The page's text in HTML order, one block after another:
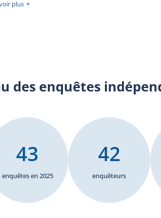
de plus
des enquêtes
enquêtes en 2025
43
enquêteurs
42